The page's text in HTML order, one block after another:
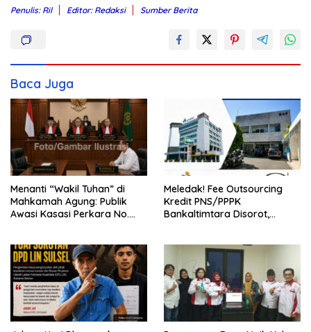
Penulis: Ril Editor: Redaksi Sumber Berita
Baca Juga
Menanti “Wakil Tuhan” di
Mahkamah Agung: Publik
Awasi Kasasi Perkara No.
Meledak! Fee Outsourcing
Kredit PNS/PPPK
Bankaltimtara Disorot,